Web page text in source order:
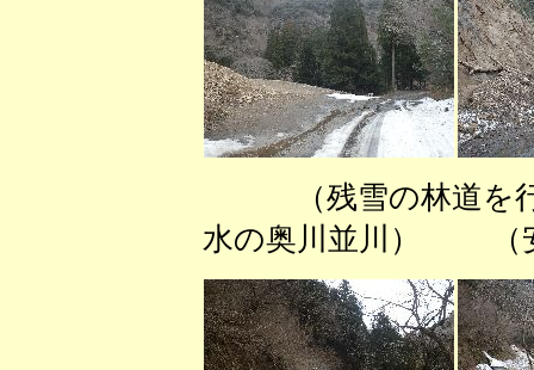
（残雪の林道
水の奥川並川） （